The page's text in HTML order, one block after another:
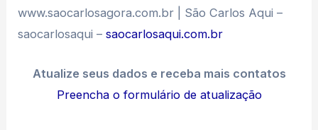
www.saocarlosagora.com.br | São Carlos Aqui –
saocarlosaqui –saocarlosaqui.com.br
Atualize seus dados e receba mais contatos
Preencha o formulário de atualização